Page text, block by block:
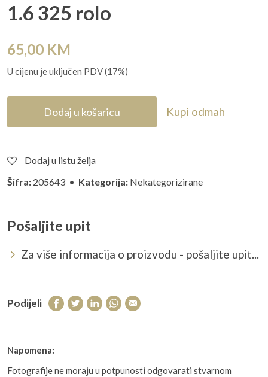
1.6 325 rolo
65,00 KM
U cijenu je uključen PDV (17%)
Dodaj u košaricu Kupi odmah
Dodaj u listu želja
Šifra: 205643 • Kategorija: Nekategorizirane
Pošaljite upit
Za više informacija o proizvodu - pošaljite upit...
Podijeli
Napomena:
Fotografije ne moraju u potpunosti odgovarati stvarnom